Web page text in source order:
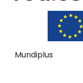
Mundiplus